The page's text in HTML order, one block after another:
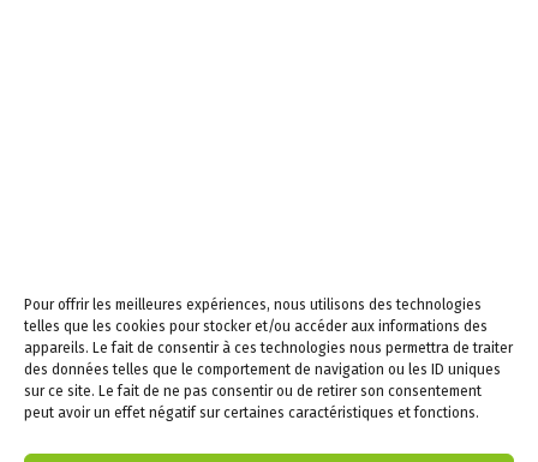
Pour offrir les meilleures expériences, nous utilisons des technologies
telles que les cookies pour stocker et/ou accéder aux informations des
appareils. Le fait de consentir à ces technologies nous permettra de traiter
des données telles que le comportement de navigation ou les ID uniques
sur ce site. Le fait de ne pas consentir ou de retirer son consentement
peut avoir un effet négatif sur certaines caractéristiques et fonctions.
midi
Samedi de 9h à 12h
Newsletters –